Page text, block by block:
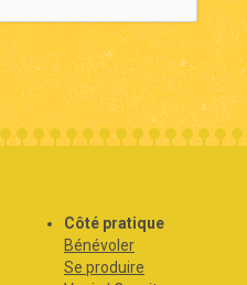
Côté pratique
Bénévoler
Se produire